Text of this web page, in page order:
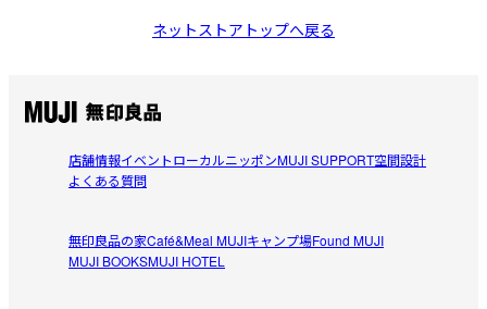
ネットストアトップへ戻る
店舗情報イベントローカルニッポンMUJI SUPPORT空間設計
よくある質問
無印良品の家Café&Meal MUJIキャンプ場Found MUJI
MUJI BOOKSMUJI HOTEL